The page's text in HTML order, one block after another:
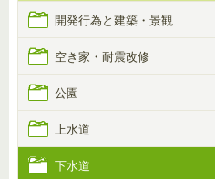
開発行為と建築・景観
空き家・耐震改修
公園
上水道
下水道